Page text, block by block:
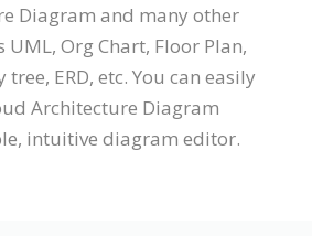
Diagram and many other
Org Chart, Floor Plan,
ERD, etc. You can easily
Architecture Diagram
intuitive diagram editor.